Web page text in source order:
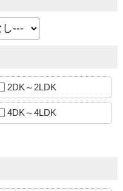
2DK～2LDK
4DK～4LDK